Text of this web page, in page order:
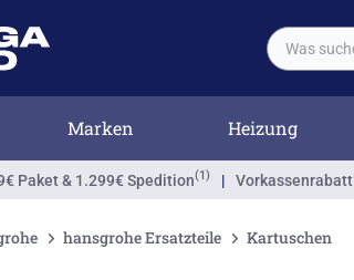
Marken Heizung
Paket & 1.299€ Spedition(1) | Vorkassenrabatt
hansgrohe Ersatzteile Kartuschen